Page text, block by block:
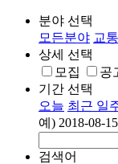
분야 선택
모든분야 교통
상세 선택
모집
공
기간 선택
오늘 최근 일
예) 2018-08-15
검색어